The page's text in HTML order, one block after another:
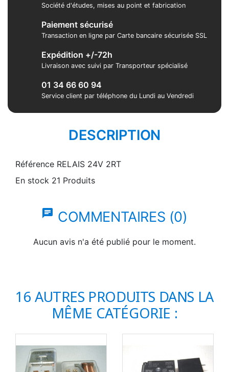
Société d'études, mises au point et fabrication
Paiement sécurisé
Transaction en ligne par Carte bancaire sécurisée SSL
Expédition +/-72h
Livraison avec suivi par Transporteur spécialisé
01 34 66 60 94
Service client par téléphone du Lundi au Vendredi
DESCRIPTION
Référence RELAIS 24V 2RT
En stock 21 Produits
chat COMMENTAIRES (0)
Aucun avis n'a été publié pour le moment.
16 AUTRES PRODUITS DANS LA
MÊME CATÉGORIE :